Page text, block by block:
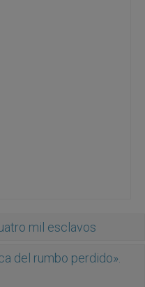
mil esclavos
del rumbo perdido».